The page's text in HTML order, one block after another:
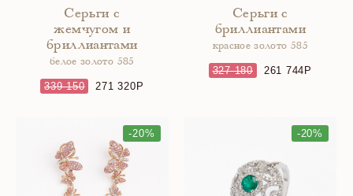
Серьги с
жемчугом и
бриллиантами
белое золото 585
339 150 271 320
Серьги с
бриллиантами
красное золото 585
327 180 261 744
-20% -20%